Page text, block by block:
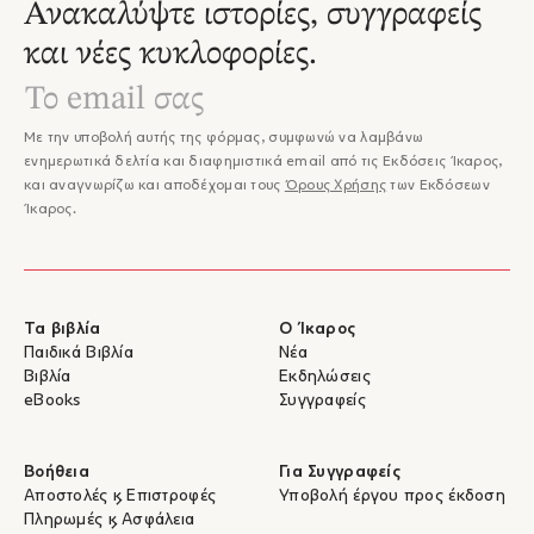
Ανακαλύψτε ιστορίες, συγγραφείς
και νέες κυκλοφορίες.
Με την υποβολή αυτής της φόρμας, συμφωνώ να λαμβάνω
ενημερωτικά δελτία και διαφημιστικά email από τις Εκδόσεις Ίκαρος,
και αναγνωρίζω και αποδέχομαι τους Όρους Χρήσης των Εκδόσεων
Ίκαρος.
Τα βιβλία
Παιδικά Βιβλία
Βιβλία
eBooks
Ο Ίκαρος
Νέα
Εκδηλώσεις
Συγγραφείς
Βοήθεια
Αποστολές & Επιστροφές
Πληρωμές & Ασφάλεια
Για Συγγραφείς
Υποβολή έργου προς έκδοση